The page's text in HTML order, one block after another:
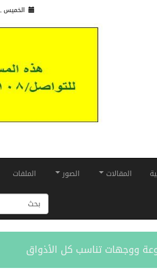
الخميس , 22 صفر 1448 هـ ,
المقالات الصور الملفات
ووجهات تناسب كل الأذواق